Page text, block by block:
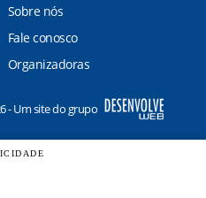
Sobre nós
Fale conosco
Organizadoras
- Um site do grupo